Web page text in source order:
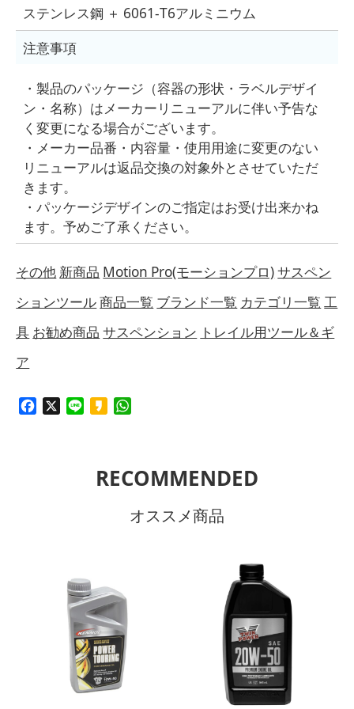
ステンレス鋼 ＋ 6061-T6アルミニウム
注意事項
・製品のパッケージ（容器の形状・ラベルデザイ
ン・名称）はメーカーリニューアルに伴い予告な
く変更になる場合がございます。
・メーカー品番・内容量・使用用途に変更のない
リニューアルは返品交換の対象外とさせていただ
きます。
・パッケージデザインのご指定はお受け出来かね
ます。予めご了承ください。
その他 新商品 Motion Pro(モーションプロ)サスペン
ションツール商品一覧 ブランド一覧 カテゴリ一覧 工
具 お勧め商品 サスペンション トレイル用ツール＆ギ
ア
Facebook Line Kakao
RECOMMENDED
オススメ商品